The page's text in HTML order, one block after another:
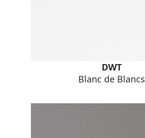
DWT
Blanc de Blancs